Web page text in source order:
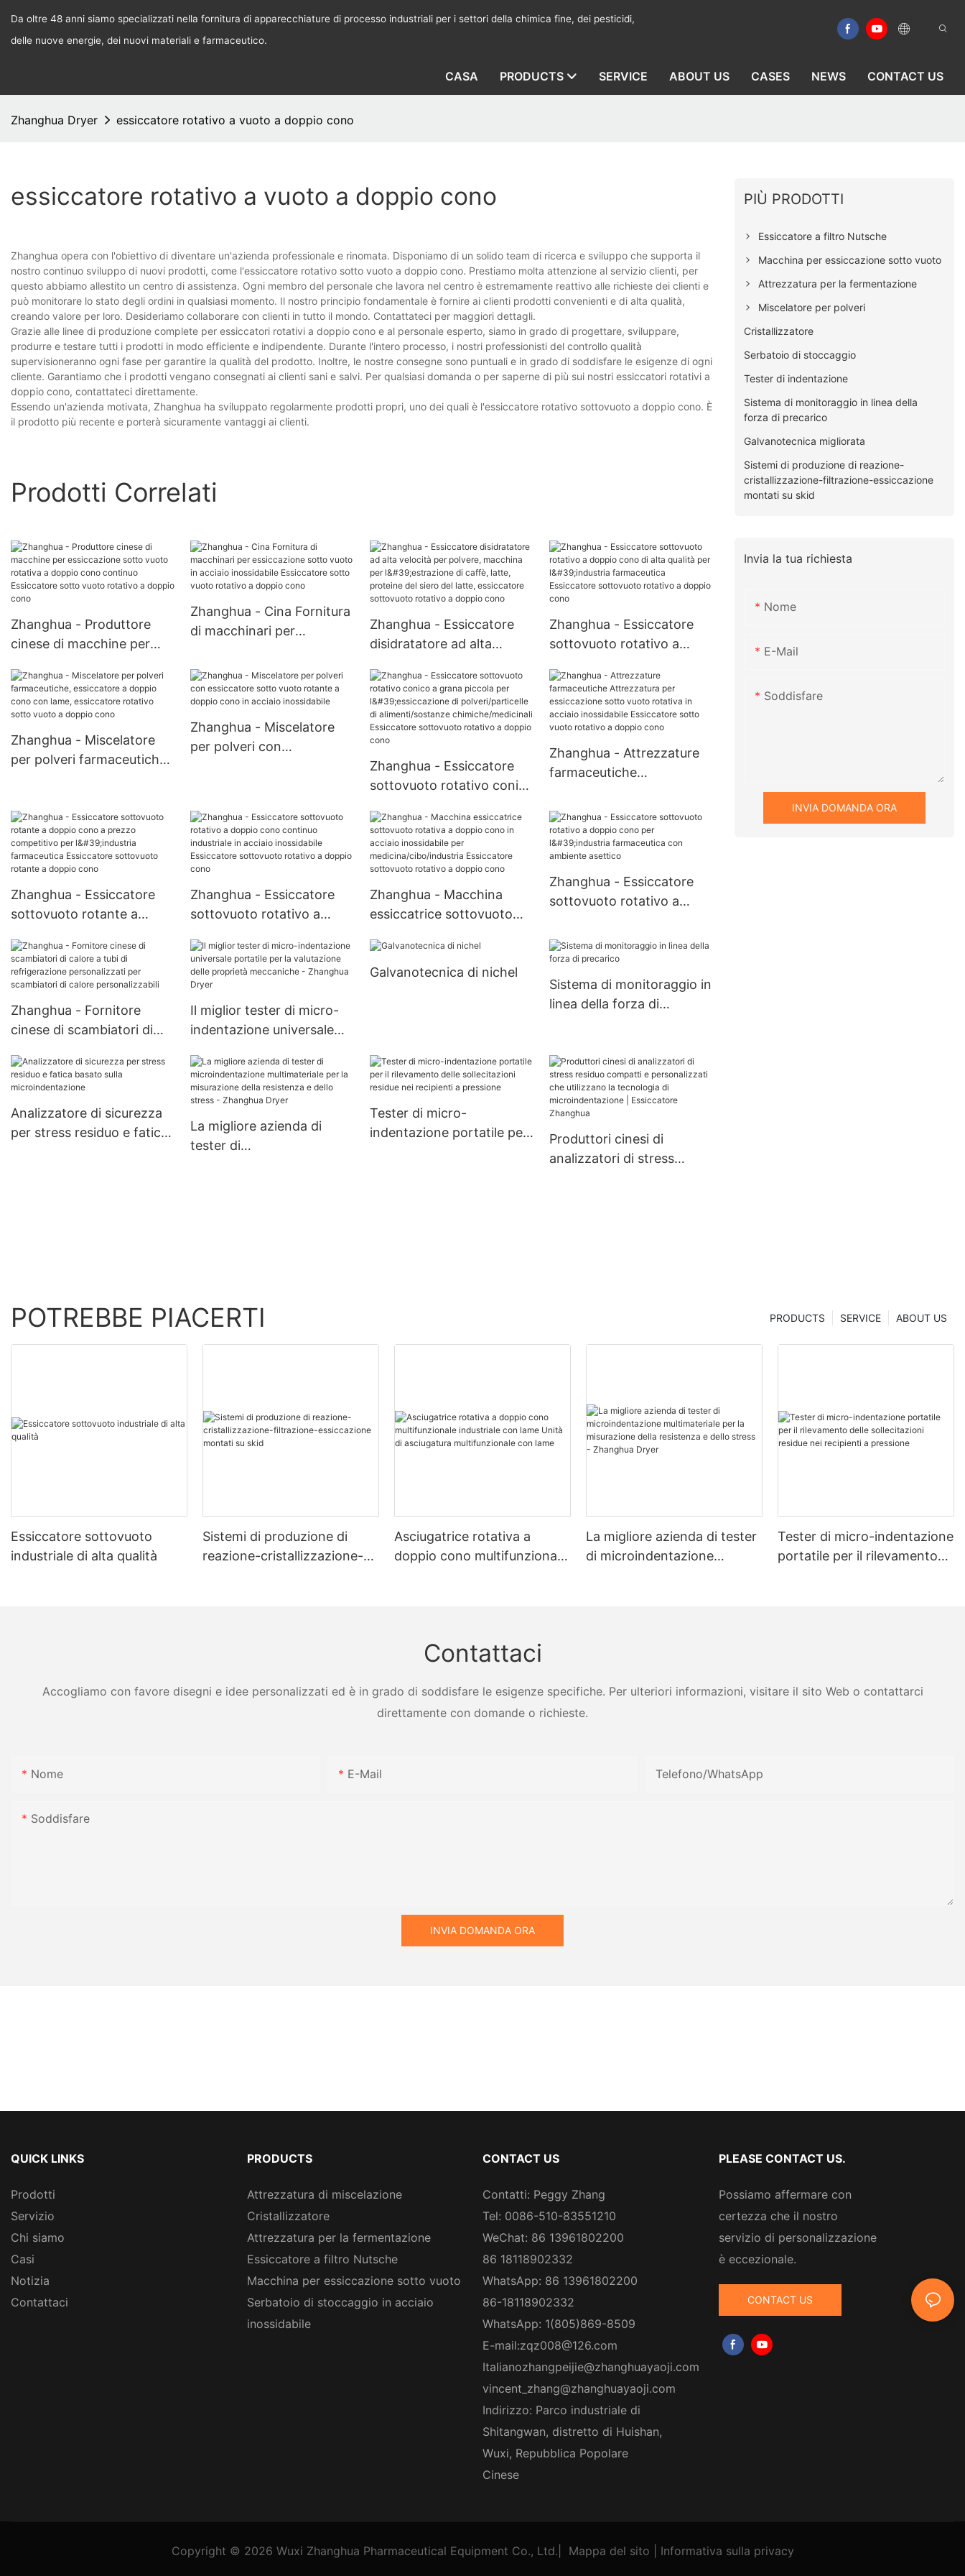
Da oltre 48 anni siamo specializzati nella fornitura di apparecchiature di processo industriali per i settori della chimica fine, dei pesticidi,
delle nuove energie, dei nuovi materiali e farmaceutico.
CASA PRODUCTS SERVICE ABOUT US CASES NEWS CONTACT US
Zhanghua Dryer essiccatore rotativo a vuoto a doppio cono
essiccatore rotativo a vuoto a doppio cono
Zhanghua opera con l'obiettivo di diventare un'azienda professionale e rinomata. Disponiamo di un solido team di ricerca e sviluppo che supporta il
nostro continuo sviluppo di nuovi prodotti, come l'essiccatore rotativo sotto vuoto a doppio cono. Prestiamo molta attenzione al servizio clienti, per
questo abbiamo allestito un centro di assistenza. Ogni membro del personale che lavora nel centro è estremamente reattivo alle richieste dei clienti e
può monitorare lo stato degli ordini in qualsiasi momento. Il nostro principio fondamentale è fornire ai clienti prodotti convenienti e di alta qualità,
creando valore per loro. Desideriamo collaborare con clienti in tutto il mondo. Contattateci per maggiori dettagli.
Grazie alle linee di produzione complete per essiccatori rotativi a doppio cono e al personale esperto, siamo in grado di progettare, sviluppare,
produrre e testare tutti i prodotti in modo efficiente e indipendente. Durante l'intero processo, i nostri professionisti del controllo qualità
supervisioneranno ogni fase per garantire la qualità del prodotto. Inoltre, le nostre consegne sono puntuali e in grado di soddisfare le esigenze di ogni
cliente. Garantiamo che i prodotti vengano consegnati ai clienti sani e salvi. Per qualsiasi domanda o per saperne di più sui nostri essiccatori rotativi a
doppio cono, contattateci direttamente.
Essendo un'azienda motivata, Zhanghua ha sviluppato regolarmente prodotti propri, uno dei quali è l'essiccatore rotativo sottovuoto a doppio cono. È
il prodotto più recente e porterà sicuramente vantaggi ai clienti.
Prodotti Correlati
Zhanghua - Produttore
cinese di macchine per
rotativa a doppio cono
continuo Essiccatore sotto
vuoto rotativo a doppio
cono
Zhanghua - Cina Fornitura
di macchinari per
in acciaio inossidabile
Essiccatore sotto vuoto
rotativo a doppio cono
Zhanghua - Essiccatore
disidratatore ad alta
macchina per l'estrazione
di caffè, latte, proteine ​​del
siero del latte, essiccatore
sottovuoto rotativo a
doppio cono
Zhanghua - Essiccatore
sottovuoto rotativo a
per l'industria
farmaceutica Essiccatore
sottovuoto rotativo a
Zhanghua - Miscelatore
per polveri farmaceutiche,
rotativo sotto vuoto a
doppio cono
Zhanghua - Miscelatore
per polveri con
Zhanghua - Essiccatore
sottovuoto rotativo conico
l'essiccazione di
polveri/particelle di
alimenti/sostanze
Essiccatore sottovuoto
rotativo a doppio cono
Zhanghua - Attrezzature
farmaceutiche
essiccazione sotto vuoto
rotativa in acciaio
inossidabile Essiccatore
doppio cono
Zhanghua - Essiccatore
sottovuoto rotante a
competitivo per l'industria
farmaceutica Essiccatore
sottovuoto rotante a
doppio cono
Zhanghua - Essiccatore
sottovuoto rotativo a
industriale in acciaio
inossidabile Essiccatore
sottovuoto rotativo a
doppio cono
Zhanghua - Macchina
essiccatrice sottovuoto
acciaio inossidabile per
medicina/cibo/industria
Zhanghua - Essiccatore
sottovuoto rotativo a
farmaceutica con
ambiente asettico
Zhanghua - Fornitore
cinese di scambiatori di
refrigerazione
personalizzati per
scambiatori di calore
personalizzabili
Il miglior tester di micro-
indentazione universale
delle proprietà
meccaniche - Zhanghua
Dryer
Galvanotecnica di nichel
Sistema di monitoraggio in
linea della forza di
Analizzatore di sicurezza
per stress residuo e fatica
La migliore azienda di
tester di
Tester di micro-
indentazione portatile per
Produttori cinesi di
analizzatori di stress
PIÙ PRODOTTI
Essiccatore a filtro Nutsche
Macchina per essiccazione sotto vuoto
Attrezzatura per la fermentazione
Miscelatore per polveri
Cristallizzatore
Serbatoio di stoccaggio
Tester di indentazione
Sistema di monitoraggio in linea della
forza di precarico
Galvanotecnica migliorata
Sistemi di produzione di reazione-
cristallizzazione-filtrazione-essiccazione
montati su skid
Invia la tua richiesta
Nome
E-Mail
Soddisfare
INVIA DOMANDA ORA
POTREBBE PIACERTI ABOUT US
SERVICE
PRODUCTS
Essiccatore sottovuoto
industriale di alta qualità
Sistemi di produzione di
reazione-cristallizzazione-
Asciugatrice rotativa a
doppio cono multifunzionale
La migliore azienda di tester
di microindentazione
Tester di micro-indentazione
portatile per il rilevamento
Contattaci
Accogliamo con favore disegni e idee personalizzati ed è in grado di soddisfare le esigenze specifiche. Per ulteriori informazioni, visitare il sito Web o contattarci
direttamente con domande o richieste.
Nome E-Mail Telefono/WhatsApp
Soddisfare
INVIA DOMANDA ORA
QUICK LINKS
Prodotti
Servizio
Chi siamo
Casi
Notizia
Contattaci
PRODUCTS
Attrezzatura di miscelazione
Cristallizzatore
Attrezzatura per la fermentazione
Essiccatore a filtro Nutsche
Macchina per essiccazione sotto vuoto
Serbatoio di stoccaggio in acciaio
inossidabile
CONTACT US
Contatti: Peggy Zhang
Tel: 0086-510-83551210
WeChat: 86 13961802200
86 18118902332
WhatsApp: 86 13961802200
86-18118902332
WhatsApp: 1(805)869-8509
E-mail:zqz008@126.com
Italianozhangpeijie@zhanghuayaoji.com
vincent_zhang@zhanghuayaoji.com
Indirizzo: Parco industriale di
Shitangwan, distretto di Huishan,
Wuxi, Repubblica Popolare
Cinese
PLEASE CONTACT US.
Possiamo affermare con
certezza che il nostro
servizio di personalizzazione
è eccezionale.
CONTACT US
Copyright © 2026 Wuxi Zhanghua Pharmaceutical Equipment Co., Ltd. Mappa del sito Informativa sulla privacy